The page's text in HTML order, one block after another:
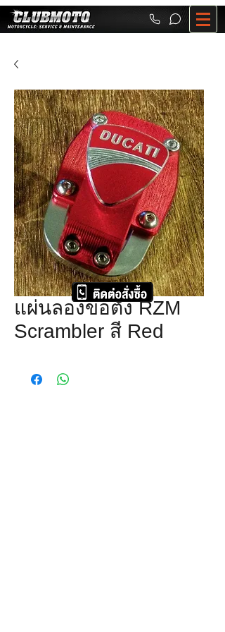
แผ่นลองขอตั้ง RZM
Scrambler สี Red